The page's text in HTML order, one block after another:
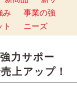
み
事業の強
ト ニーズ
力サポー
上アップ！